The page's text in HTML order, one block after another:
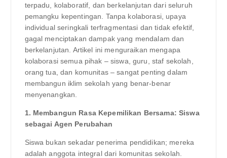
terpadu, kolaboratif, dan berkelanjutan dari seluruh
pemangku kepentingan. Tanpa kolaborasi, upaya
individual seringkali terfragmentasi dan tidak efektif,
gagal menciptakan dampak yang mendalam dan
berkelanjutan. Artikel ini menguraikan mengapa
kolaborasi semua pihak – siswa, guru, staf sekolah,
orang tua, dan komunitas – sangat penting dalam
membangun iklim sekolah yang benar-benar
menyenangkan.
1. Membangun Rasa Kepemilikan Bersama: Siswa
sebagai Agen Perubahan
Siswa bukan sekadar penerima pendidikan; mereka
adalah anggota integral dari komunitas sekolah.